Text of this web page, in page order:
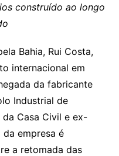
construído ao longo
Bahia, Rui Costa,
internacional em
da fabricante
Industrial de
Casa Civil e ex-
empresa é
a retomada das